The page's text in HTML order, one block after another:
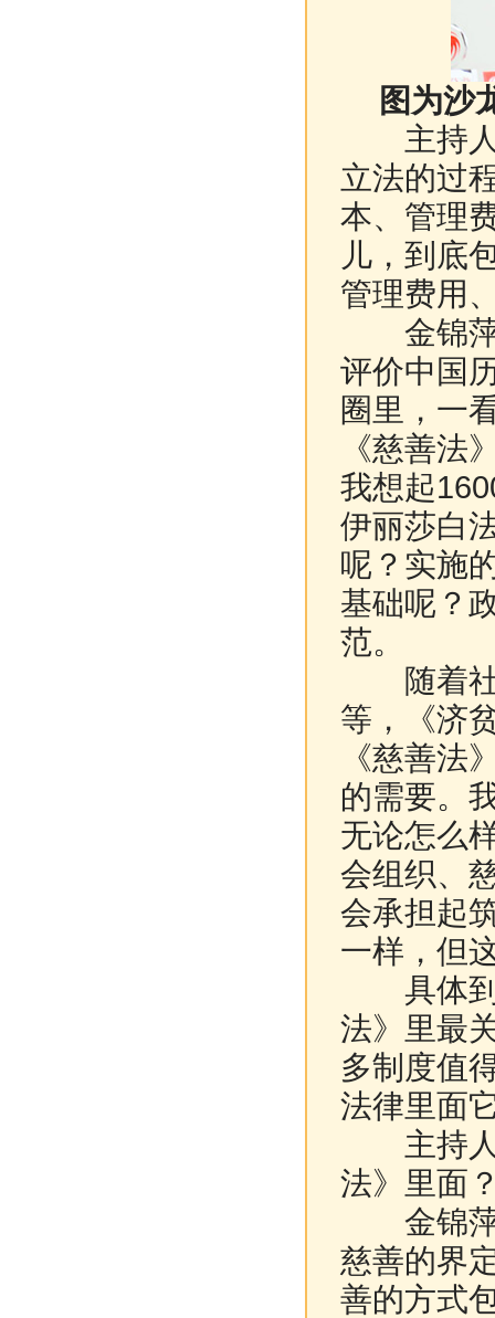
图为沙
主持人
立法的过
本、管理
儿，到底
管理费用
金锦萍
评价中国
圈里，一
《慈善法
我想起
伊丽莎白
呢？实施
基础呢？
范。
随着社
等，《济
《慈善法
的需要。
无论怎么
会组织、
会承担起
一样，但
具体到
法》里最
多制度值
法律里面
主持人
法》里面
金锦萍
慈善的界
善的方式